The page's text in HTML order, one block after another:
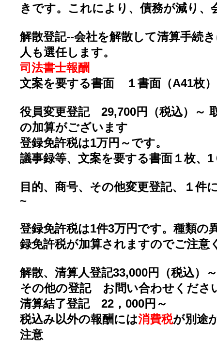
きです。これにより、債務が減り、
解散登記--会社を解散して清算手続
人も選任します。
司法書士報酬
文案を要する書面 １書面（A41枚
役員変更登記 29,700円（税込）～
の加算がございます
登録免許税は1万円～です。
議事録等、文案を要する書面１枚、
目的、商号、その他変更登記、１件
~
登録免許税は1件3万円です。種類の
録免許税が加算されますのでご注意
解散、清算人登記33,000円（税込）～
その他の登記 お問い合わせくださ
清算結了登記 22，000円～
税込み以外の報酬には消費税が別途
注意